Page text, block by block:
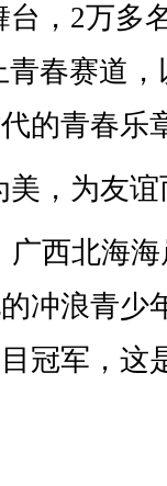
，2万多
春赛道
的青春乐
美，为友谊
广西北海
冲浪青少
冠军，这